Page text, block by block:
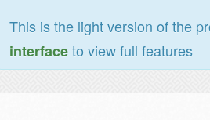
This is the light version of the
interfaceto view full features